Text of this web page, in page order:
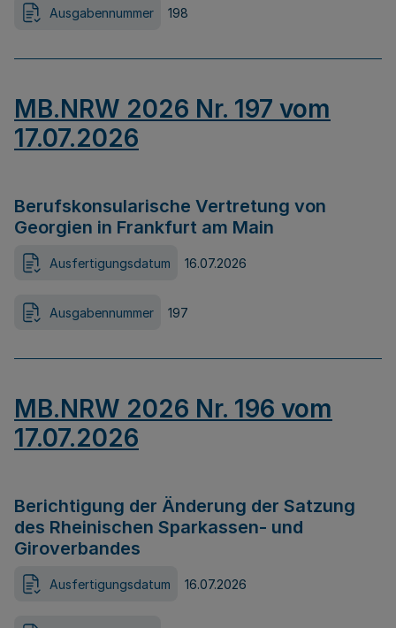
Ausgabennummer 198
MB.NRW 2026 Nr. 197 vom
17.07.2026
Berufskonsularische Vertretung von
Georgien in Frankfurt am Main
Ausfertigungsdatum 16.07.2026
Ausgabennummer 197
MB.NRW 2026 Nr. 196 vom
17.07.2026
Berichtigung der Änderung der Satzung
des Rheinischen Sparkassen- und
Giroverbandes
Ausfertigungsdatum 16.07.2026